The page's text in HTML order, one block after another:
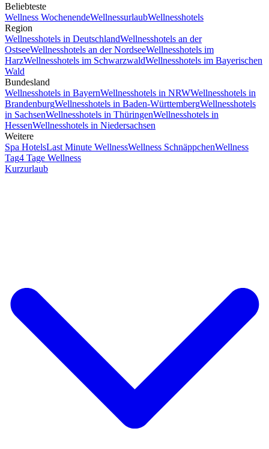
Beliebteste
Wellness WochenendeWellnessurlaubWellnesshotels
Region
Wellnesshotels in DeutschlandWellnesshotels an der
OstseeWellnesshotels an der NordseeWellnesshotels im
HarzWellnesshotels im SchwarzwaldWellnesshotels im Bayerischen
Wald
Bundesland
Wellnesshotels in BayernWellnesshotels in NRWWellnesshotels in
BrandenburgWellnesshotels in Baden-WürttembergWellnesshotels
in SachsenWellnesshotels in ThüringenWellnesshotels in
HessenWellnesshotels in Niedersachsen
Weitere
Spa HotelsLast Minute WellnessWellness SchnäppchenWellness
Tag4 Tage Wellness
Kurzurlaub